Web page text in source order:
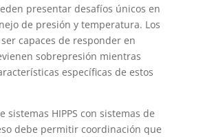
presentar desafíos únicos en
de presión y temperatura. Los
capaces de responder en
sobrepresión mientras
específicas de estos
sistemas HIPPS con sistemas de
debe permitir coordinación que